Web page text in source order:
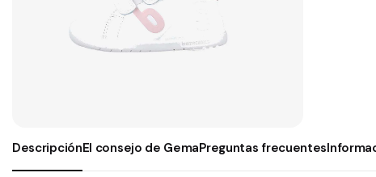
DescripciónEl consejo de GemaPreguntas frecuentes